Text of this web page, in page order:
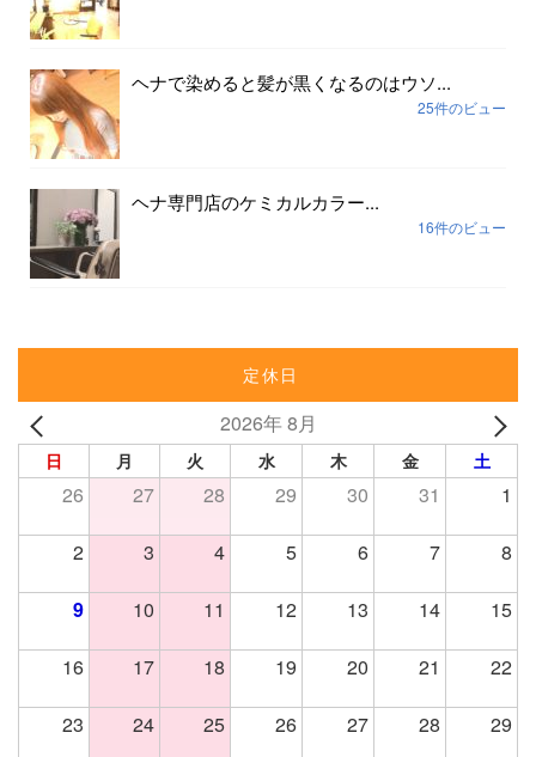
ヘナで染めると髪が黒くなるのはウソ...
25件のビュー
ヘナ専門店のケミカルカラー...
16件のビュー
定休日
2026年 8月
日 月 火 水 木 金 土
26 27 28 29 30 31 1
2 3 4 5 6 7 8
9 10 11 12 13 14 15
16 17 18 19 20 21 22
23 24 25 26 27 28 29